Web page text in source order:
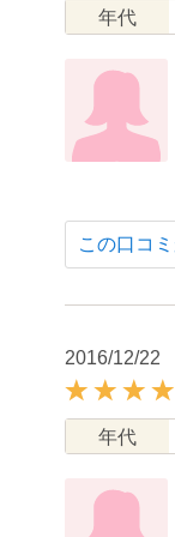
年代
この口コ
2016/12/22
年代